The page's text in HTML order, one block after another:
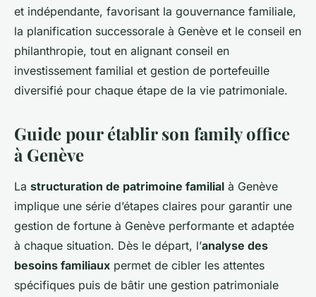
et indépendante, favorisant la gouvernance familiale,
la planification successorale à Genève et le conseil en
philanthropie, tout en alignant conseil en
investissement familial et gestion de portefeuille
diversifié pour chaque étape de la vie patrimoniale.
Guide pour établir son family office
à Genève
La structuration de patrimoine familial à Genève
implique une série d’étapes claires pour garantir une
gestion de fortune à Genève performante et adaptée
à chaque situation. Dès le départ, l’analyse des
besoins familiaux permet de cibler les attentes
spécifiques puis de bâtir une gestion patrimoniale